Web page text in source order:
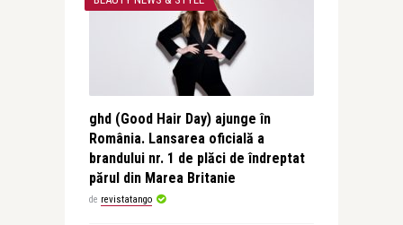
ghd (Good Hair Day) ajunge în
România. Lansarea oficială a
brandului nr. 1 de plăci de îndreptat
părul din Marea Britanie
de revistatango